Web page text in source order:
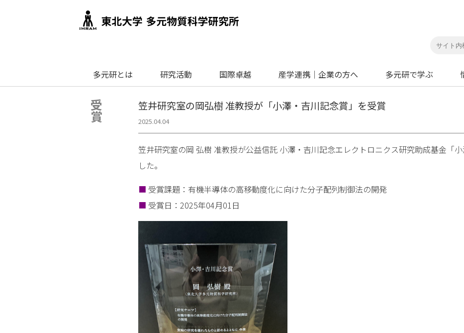
多元研とは 研究活動 国際卓越 産学連携｜企業の方へ 多元研で学ぶ
受賞 笠井研究室の岡弘樹 准教授が「小澤・吉川記念賞」を受賞
2025.04.04
笠井研究室の岡 弘樹 准教授が公益信託 小澤・吉川記念エレクトロニクス研究助成基金「
した。
■ 受賞課題：有機半導体の高移動度化に向けた分子配列制御法の開発
■ 受賞日：2025年04月01日